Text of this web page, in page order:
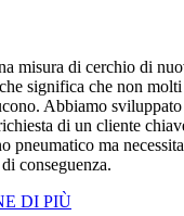
misura di cerchio di
significa che non
Abbiamo sviluppato
di un cliente
pneumatico ma
conseguenza.
DI PIÙ